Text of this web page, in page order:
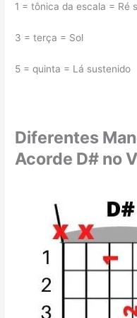
1 = tônica da escala = Ré
3 = terça = Sol
5 = quinta = Lá sustenido
Diferentes
Acorde D# no